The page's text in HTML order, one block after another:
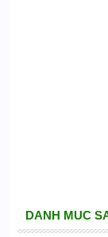
DANH MUC